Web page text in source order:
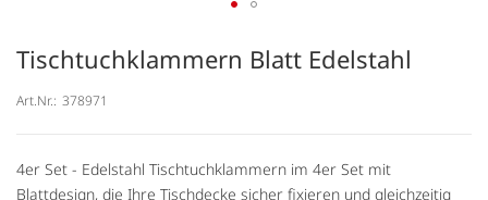
Tischtuchklammern Blatt Edelstahl
Art.Nr.: 378971
4er Set - Edelstahl Tischtuchklammern im 4er Set mit
Blattdesign, die Ihre Tischdecke sicher fixieren und gleichzeitig